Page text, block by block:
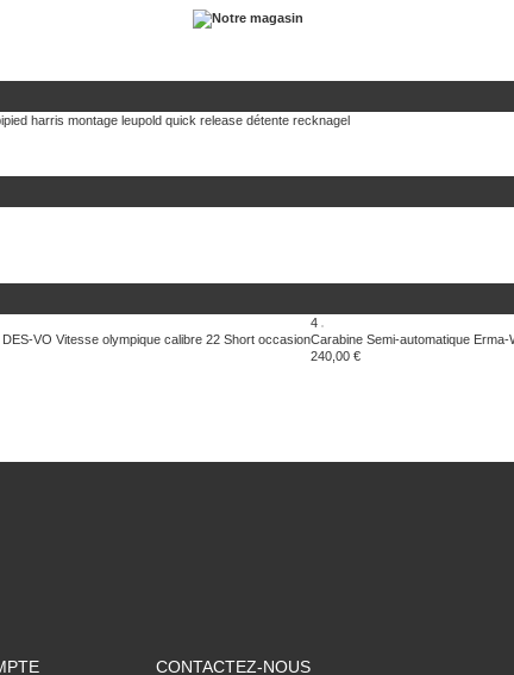
harris montage leupold quick release détente recknagel
VO Vitesse olympique calibre 22 Short occasion
4
Carabine Semi-automatique
240,00 €
CONTACTEZ-NOUS